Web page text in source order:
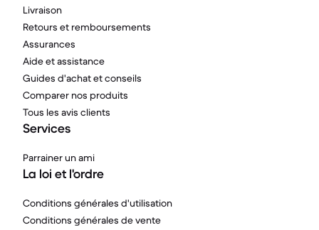
Livraison
Retours et remboursements
Assurances
Aide et assistance
Guides d'achat et conseils
Comparer nos produits
Tous les avis clients
Services
Parrainer un ami
La loi et l'ordre
Conditions générales d'utilisation
Conditions générales de vente